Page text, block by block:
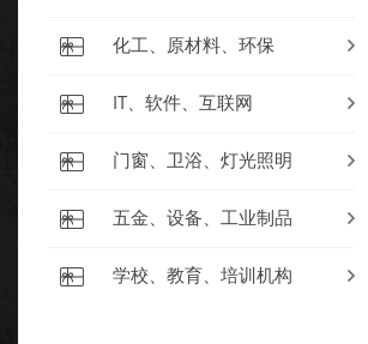
化工、原材料、环保
IT、软件、互联网
门窗、卫浴、灯光照明
五金、设备、工业制品
学校、教育、培训机构